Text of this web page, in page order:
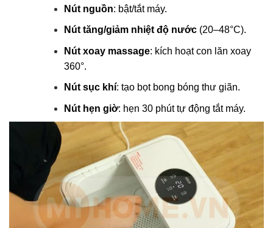
Nút nguồn: bật/tắt máy.
Nút tăng/giảm nhiệt độ nước(20–48°C).
Nút xoay massage: kích hoạt con lăn xoay
360°.
Nút sục khí: tạo bọt bong bóng thư giãn.
Nút hẹn giờ: hẹn 30 phút tự động tắt máy.